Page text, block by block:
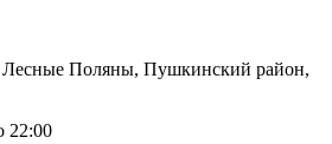
Лесные Поляны, Пушкинский район,
22:00